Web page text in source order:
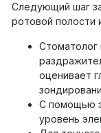
Следующий шаг
ротовой полости
Стоматолог
оценивает
С помощью
уровень